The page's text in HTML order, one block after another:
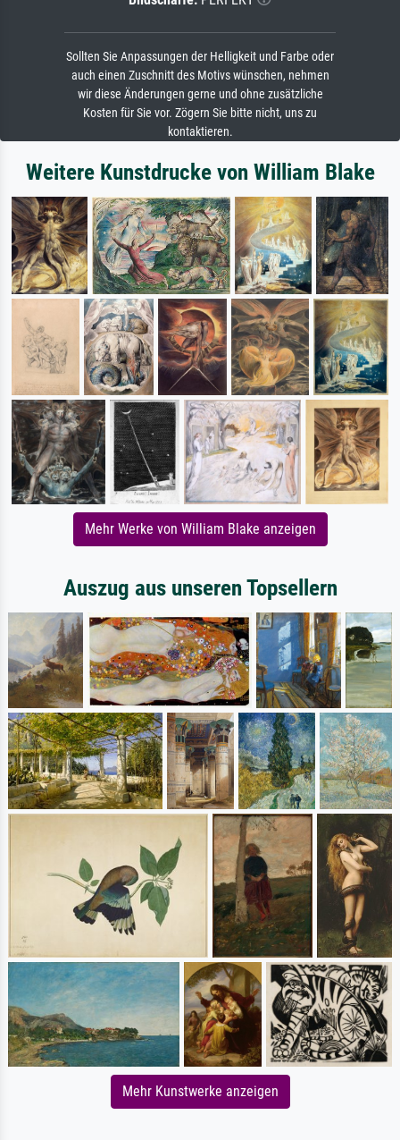
Sollten Sie Anpassungen der Helligkeit und Farbe oder
auch einen Zuschnitt des Motivs wünschen, nehmen
wir diese Änderungen gerne und ohne zusätzliche
Kosten für Sie vor. Zögern Sie bitte nicht, uns zu
kontaktieren.
Weitere Kunstdrucke von William Blake
Mehr Werke von William Blake anzeigen
Auszug aus unseren Topsellern
Mehr Kunstwerke anzeigen